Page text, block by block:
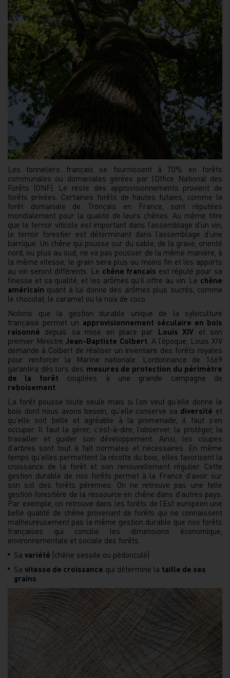
Les tonneliers français se fournissent à 70% en forêts
communales ou domaniales gérées par l’Office National des
Forêts (ONF). Le reste des approvisionnements provient de
forêts privées. Certaines forêts de hautes futaies, comme la
forêt domaniale de Tronçais en France, sont réputées
mondialement pour la qualité de leurs chênes. Au même titre
que le terroir viticole est important dans l’assemblage d’un vin,
le terroir forestier est déterminant dans l’assemblage d’une
barrique. Un chêne qui pousse sur du sable, de la grave, orienté
nord, ou plus au sud, ne va pas pousser de la même manière, à
la même vitesse, le grain sera plus ou moins fin et les apports
au vin seront différents. Le chêne français est réputé pour sa
finesse et sa qualité, et les arômes qu'il offre au vin. Le chêne
américain quant à lui donne des arômes plus sucrés, comme
le chocolat, le caramel ou la noix de coco.
Notons que la gestion durable unique de la sylviculture
française permet un approvisionnement séculaire en bois
raisonné depuis sa mise en place par Louis XIV et son
premier Ministre Jean-Baptiste Colbert. A l’époque, Louis XIV
demande à Colbert de réaliser un inventaire des forêts royales
pour renforcer la Marine nationale. L’ordonnance de 1669
garantira dès lors des mesures de protection du périmètre
de la forêt couplées à une grande campagne de
reboisement.
La forêt pousse toute seule mais si l’on veut qu’elle donne le
bois dont nous avons besoin, qu’elle conserve sa diversité et
qu’elle soit belle et agréable à la promenade, il faut s’en
occuper. Il faut la gérer, c’est-à-dire, l’observer, la protéger, la
travailler et guider son développement. Ainsi, les coupes
d’arbres sont tout à fait normales et nécessaires. En même
temps qu’elles permettent la récolte du bois, elles favorisent la
croissance de la forêt et son renouvellement régulier. Cette
gestion durable de nos forêts permet à la France d’avoir sur
son sol des forêts pérennes. On ne retrouve pas une telle
gestion forestière de la ressource en chêne dans d’autres pays.
Par exemple, on retrouve dans les forêts de l’Est européen une
belle qualité de chêne provenant de forêts qui ne connaissent
malheureusement pas la même gestion durable que nos forêts
françaises qui concilie les dimensions économique,
environnementale et sociale des forêts.
Sa variété (chêne sessile ou pédonculé)
Sa vitesse de croissance qui détermine la taille de ses
grains.